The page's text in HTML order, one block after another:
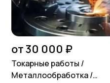
от 30 000 ₽
Токарные работы /
Металлообработка /